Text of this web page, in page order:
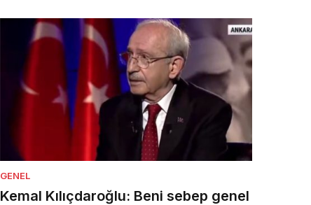
GENEL
Kemal Kılıçdaroğlu: Beni sebep genel